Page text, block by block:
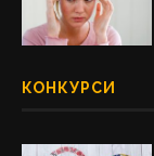
КОНКУРСИ